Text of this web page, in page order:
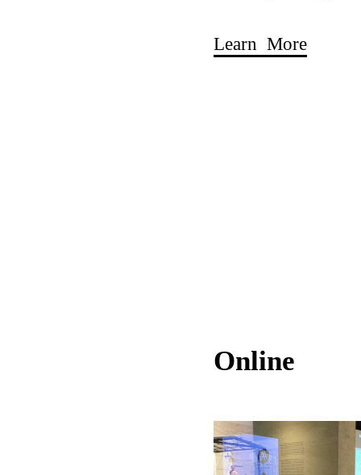
Learn More
Online